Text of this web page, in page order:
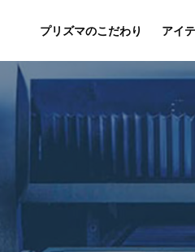
プリズマのこだわり アイ